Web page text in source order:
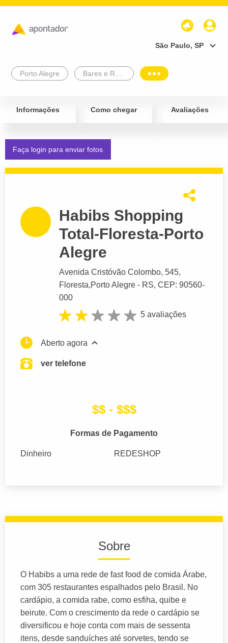
São Paulo, SP
Porto Alegre
Informações Como chegar Avaliações
Faça login para enviar fotos
Habibs Shopping
Total-Floresta-Porto
Alegre
Avenida Cristóvão Colombo, 545,
Floresta,Porto Alegre - RS, CEP: 90560-
000
5 avaliações
Aberto agora
ver telefone
$$ - $$$
Formas de Pagamento
Dinheiro REDESHOP
Sobre
O Habibs a uma rede de fast food de comida Árabe,
com 305 restaurantes espalhados pelo Brasil. No
cardápio, a comida rabe, como esfiha, quibe e
beirute. Com o crescimento da rede o cardápio se
diversificou e hoje conta com mais de sessenta
itens, desde sanduíches até sorvetes, tendo se